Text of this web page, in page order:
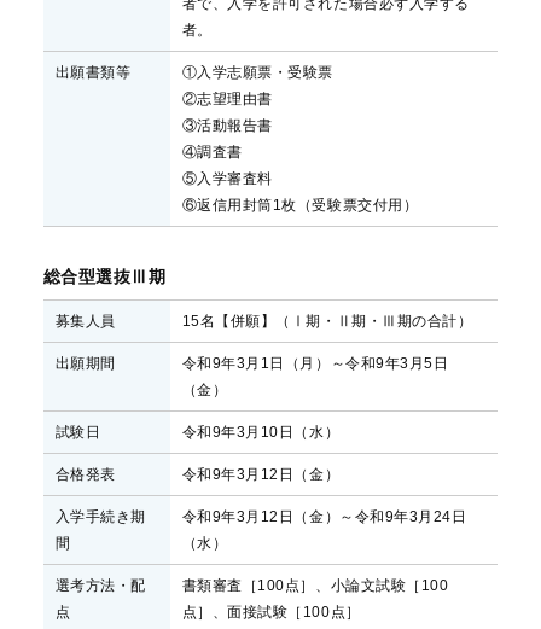
者。
出願書類等
①入学志願票・受験票
②志望理由書
③活動報告書
④調査書
⑤入学審査料
⑥返信用封筒1枚（受験票交付用）
総合型選抜Ⅲ期
募集人員 15名【併願】（Ⅰ期・Ⅱ期・Ⅲ期の合計）
出願期間
令和9年3月1日（月）～令和9年3月5日
（金）
試験日 令和9年3月10日（水）
合格発表 令和9年3月12日（金）
入学手続き期
間
令和9年3月12日（金）～令和9年3月24日
（水）
選考方法・配
点
書類審査［100点］、小論文試験［100
点］、面接試験［100点］